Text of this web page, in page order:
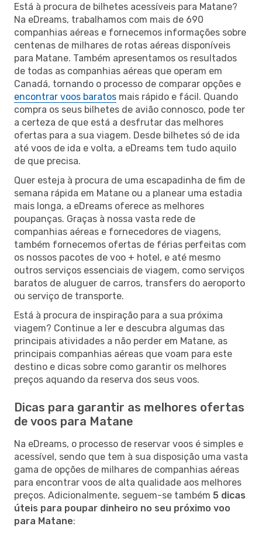
Está à procura de bilhetes acessíveis para Matane?
Na eDreams, trabalhamos com mais de 690
companhias aéreas e fornecemos informações sobre
centenas de milhares de rotas aéreas disponíveis
para Matane. Também apresentamos os resultados
de todas as companhias aéreas que operam em
Canadá, tornando o processo de comparar opções e
encontrar voos baratos mais rápido e fácil. Quando
compra os seus bilhetes de avião connosco, pode ter
a certeza de que está a desfrutar das melhores
ofertas para a sua viagem. Desde bilhetes só de ida
até voos de ida e volta, a eDreams tem tudo aquilo
de que precisa.
Quer esteja à procura de uma escapadinha de fim de
semana rápida em Matane ou a planear uma estadia
mais longa, a eDreams oferece as melhores
poupanças. Graças à nossa vasta rede de
companhias aéreas e fornecedores de viagens,
também fornecemos ofertas de férias perfeitas com
os nossos pacotes de voo + hotel, e até mesmo
outros serviços essenciais de viagem, como serviços
baratos de aluguer de carros, transfers do aeroporto
ou serviço de transporte.
Está à procura de inspiração para a sua próxima
viagem? Continue a ler e descubra algumas das
principais atividades a não perder em Matane, as
principais companhias aéreas que voam para este
destino e dicas sobre como garantir os melhores
preços aquando da reserva dos seus voos.
Dicas para garantir as melhores ofertas
de voos para Matane
Na eDreams, o processo de reservar voos é simples e
acessível, sendo que tem à sua disposição uma vasta
gama de opções de milhares de companhias aéreas
para encontrar voos de alta qualidade aos melhores
preços. Adicionalmente, seguem-se também 5 dicas
úteis para poupar dinheiro no seu próximo voo
para Matane: